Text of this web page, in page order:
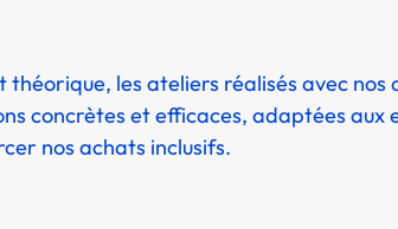
les ateliers réalisés avec nos
concrètes et efficaces, adaptées aux
nos achats inclusifs.